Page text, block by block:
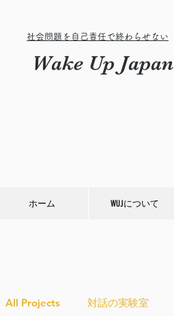
社会問題を自己責任で終わらせない
Wake Up Japan
ホーム WUJについて
All Projects 対話の実験室